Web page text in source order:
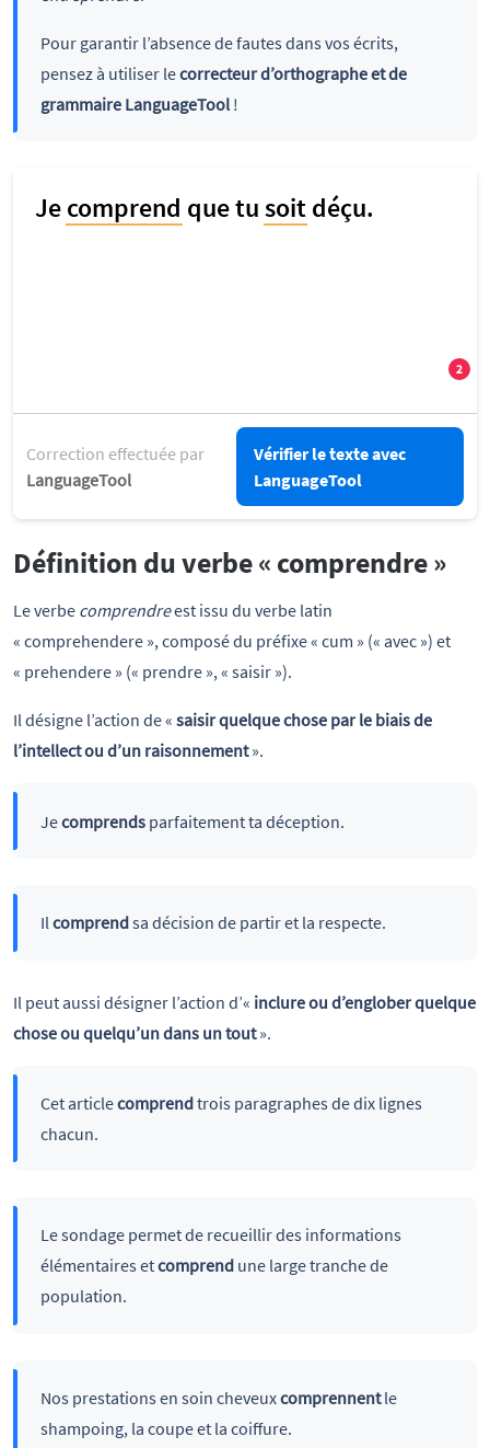
Pour garantir l’absence de fautes dans vos écrits,
pensez à utiliser lecorrecteur d’orthographe et de
grammaire LanguageTool!
Correction effectuée par
LanguageTool
Vérifier le texte avec
LanguageTool
Définition du verbe « comprendre »
Le verbe comprendreest issu du verbe latin
« comprehendere », composé du préfixe « cum » (« avec ») et
« prehendere » (« prendre », « saisir »).
Il désigne l’action de « saisir quelque chose par le biais de
l’intellect ou d’un raisonnement».
Jecomprendsparfaitement ta déception.
Ilcomprendsa décision de partir et la respecte.
Il peut aussi désigner l’action d’« inclure ou d’englober quelque
chose ou quelqu’un dans un tout».
Cet articlecomprendtrois paragraphes de dix lignes
chacun.
Le sondage permet de recueillir des informations
élémentaires etcomprendune large tranche de
population.
Nos prestations en soin cheveuxcomprennentle
shampoing, la coupe et la coiffure.